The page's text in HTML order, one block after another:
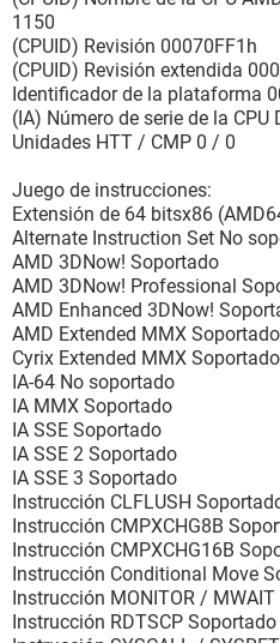
[ Cachés / Internal Cache ]
Propiedades del caché:
Tipo Interna
Estado Activado
Modo de operación Write-Back
Tamaño instalado 128 KB
Tipo de SRAM soportada
Tipo de SRAM actual
Identificación del socket Caché
[ Cachés / Internal Cache ]
Propiedades del caché:
Tipo Interna
Estado Activado
Modo de operación Write-Back
Tamaño máximo 128 KB
Tamaño instalado 128 KB
Tipo de SRAM soportada
Tipo de SRAM actual
Identificación del socket Caché
[ Cachés / External Cache ]
1150
(CPUID) Revisión 00070FF1h
(CPUID) Revisión extendida
Identificador de la plataforma
(IA) Número de serie de la CPU
Unidades HTT / CMP 0 / 0
Juego de instrucciones:
Extensión de 64 bitsx86
Alternate Instruction Set No
AMD 3DNow! Soportado
AMD 3DNow! Professional
AMD Enhanced 3DNow!
AMD Extended MMX Soportado
Cyrix Extended MMX Soportado
IA-64 No soportado
IA MMX Soportado
IA SSE Soportado
IA SSE 2 Soportado
IA SSE 3 Soportado
Instrucción CLFLUSH
Instrucción CMPXCHG8B
Instrucción CMPXCHG16B
Instrucción Conditional Move
Instrucción MONITOR /
Instrucción RDTSCP Soportado